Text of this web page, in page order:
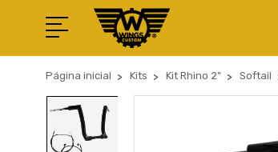
Página inicial Kits Kit Rhino 2" Softail